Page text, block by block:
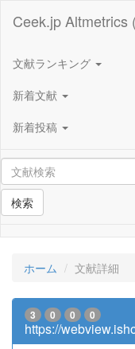
Ceek.jp Altmetrics
文献ランキング
新着文献
新着投稿
検索
ホーム 文献詳細
3 0 0 0
https://